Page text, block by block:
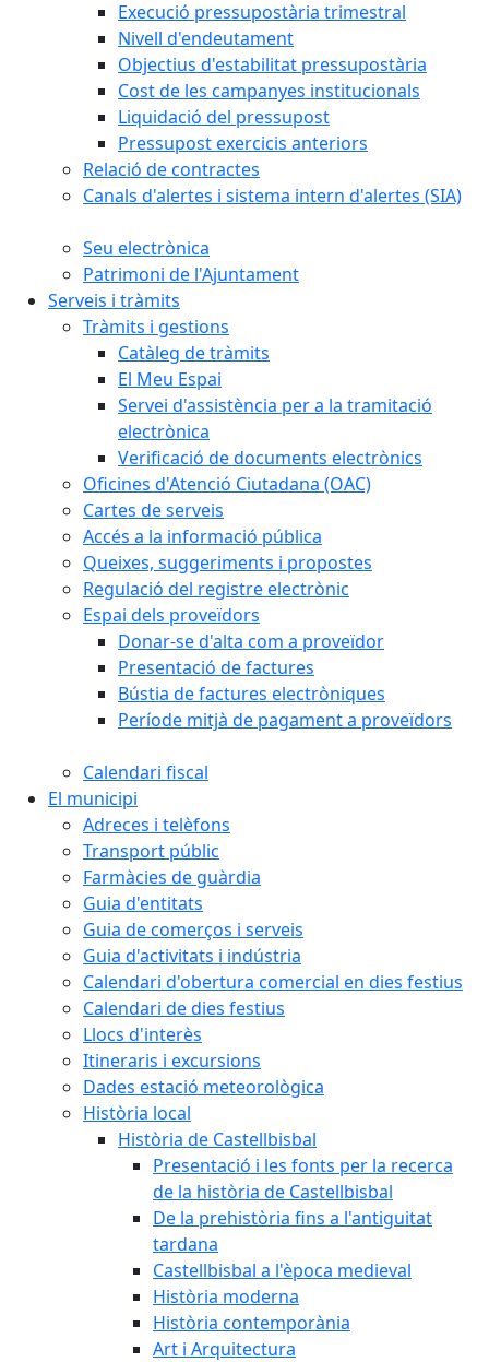
Execució pressupostària trimestral
Nivell d'endeutament
Objectius d'estabilitat pressupostària
Cost de les campanyes institucionals
Liquidació del pressupost
Pressupost exercicis anteriors
Relació de contractes
Canals d'alertes i sistema intern d'alertes (SIA)
Seu electrònica
Patrimoni de l'Ajuntament
Serveis i tràmits
Tràmits i gestions
Catàleg de tràmits
El Meu Espai
Servei d'assistència per a la tramitació
electrònica
Verificació de documents electrònics
Oficines d'Atenció Ciutadana (OAC)
Cartes de serveis
Accés a la informació pública
Queixes, suggeriments i propostes
Regulació del registre electrònic
Espai dels proveïdors
Donar-se d'alta com a proveïdor
Presentació de factures
Bústia de factures electròniques
Període mitjà de pagament a proveïdors
Calendari fiscal
El municipi
Adreces i telèfons
Transport públic
Farmàcies de guàrdia
Guia d'entitats
Guia de comerços i serveis
Guia d'activitats i indústria
Calendari d'obertura comercial en dies festius
Calendari de dies festius
Llocs d'interès
Itineraris i excursions
Dades estació meteorològica
Història local
Història de Castellbisbal
Presentació i les fonts per la recerca
de la història de Castellbisbal
De la prehistòria fins a l'antiguitat
tardana
Castellbisbal a l'època medieval
Història moderna
Història contemporània
Art i Arquitectura